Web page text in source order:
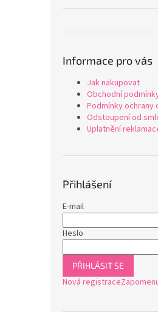
Informace pro vás
Jak nakupovat
Obchodní
Podmínky ochrany
Odstoupení od
Uplatnění
Přihlášení
E-mail
Heslo
PŘIHLÁSIT SE
Nová registrace